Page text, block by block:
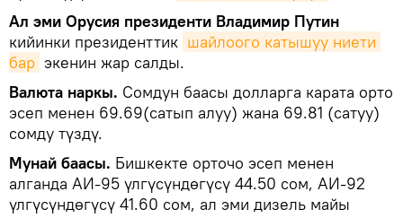
Ал эми Орусия президенти Владимир Путин
кийинки президенттик шайлоого катышуу ниети
бар экенин жар салды.
Валюта наркы. Сомдун баасы долларга карата орто
эсеп менен 69.69(сатып алуу) жана 69.81 (сатуу)
сомду түздү.
Мунай баасы. Бишкекте орточо эсеп менен
алганда АИ-95 үлгүсүндөгүсү 44.50 сом, АИ-92
үлгүсүндөгүсү 41.60 сом, ал эми дизель майы